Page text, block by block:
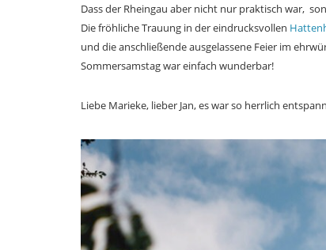
Dass der Rheingau aber nicht nur praktisch war,
Die fröhliche Trauung in der eindrucksvollen
und die anschließende ausgelassene Feier im
Sommersamstag war einfach wunderbar!
Liebe Marieke, lieber Jan, es war so herrlich